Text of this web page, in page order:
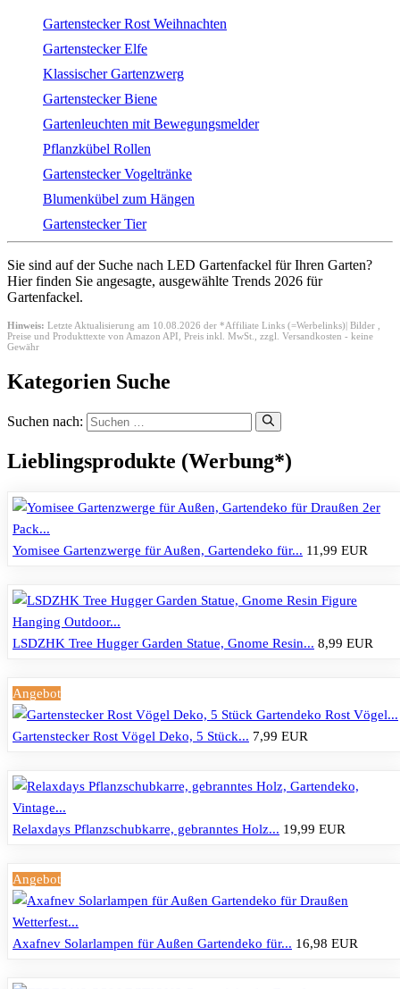
Gartenstecker Rost Weihnachten
Gartenstecker Elfe
Klassischer Gartenzwerg
Gartenstecker Biene
Gartenleuchten mit Bewegungsmelder
Pflanzkübel Rollen
Gartenstecker Vogeltränke
Blumenkübel zum Hängen
Gartenstecker Tier
Sie sind auf der Suche nach LED Gartenfackel für Ihren Garten?
Hier finden Sie angesagte, ausgewählte Trends 2026 für
Gartenfackel.
Hinweis: Letzte Aktualisierung am 10.08.2026 der *Affiliate Links (=Werbelinks)| Bilder ,
Preise und Produkttexte von Amazon API, Preis inkl. MwSt., zzgl. Versandkosten - keine
Gewähr
Kategorien Suche
Suchen nach:
Lieblingsprodukte (Werbung*)
Yomisee Gartenzwerge für Außen, Gartendeko für... 11,99 EUR
LSDZHK Tree Hugger Garden Statue, Gnome Resin... 8,99 EUR
Angebot
Gartenstecker Rost Vögel Deko, 5 Stück... 7,99 EUR
Relaxdays Pflanzschubkarre, gebranntes Holz... 19,99 EUR
Angebot
Axafnev Solarlampen für Außen Gartendeko für... 16,98 EUR